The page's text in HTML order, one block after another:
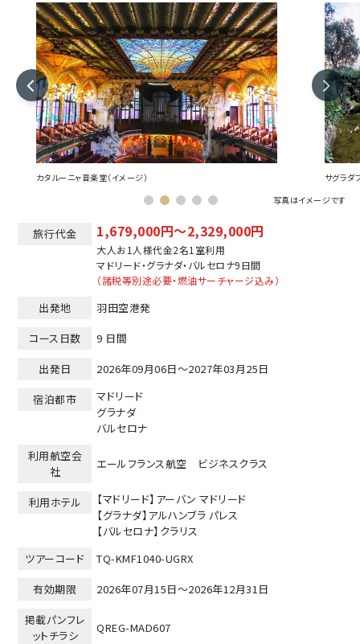
カタルーニャ音楽堂（イメージ）
サグラダ
写真はイメージです
旅行代金 1,679,000円～2,329,000円
大人お1人様代金2名1室利用
マドリード グラナダ バルセロナ9日間
（諸税等別途必要・燃油サーチャージ込み）
出発地
羽田空港発
コース日数
9 日間
出発日
2026年09月06日～2027年03月25日
宿泊都市
マドリード
グラナダ
バルセロナ
利用航空会
社
エールフランス航空 ビジネスクラス
利用ホテル
【マドリード】アーバン マドリード
【グラナダ】アルハンブラ パレス
【バルセロナ】クラリス
ツアーコード
TQ-KMF1040-UGRX
有効期限
2026年07月15日～2026年12月31日
掲載パンフレ
ットチラシ
QREG-MAD607